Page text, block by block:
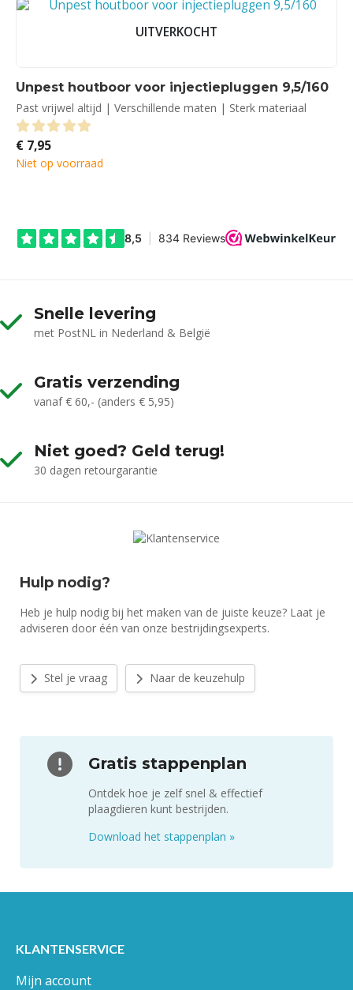
UITVERKOCHT
Unpest houtboor voor injectiepluggen 9,5/160
Past vrijwel altijd | Verschillende maten | Sterk materiaal
0 out of 5
€ 7,95
Niet op voorraad
Snelle levering
met PostNL in Nederland & België
Gratis verzending
vanaf € 60,- (anders € 5,95)
Niet goed? Geld terug!
30 dagen retourgarantie
Hulp nodig?
Heb je hulp nodig bij het maken van de juiste keuze? Laat je
adviseren door één van onze bestrijdingsexperts.
Stel je vraag Naar de keuzehulp
Gratis stappenplan
Ontdek hoe je zelf snel & effectief
plaagdieren kunt bestrijden.
Download het stappenplan »
KLANTENSERVICE
Mijn account